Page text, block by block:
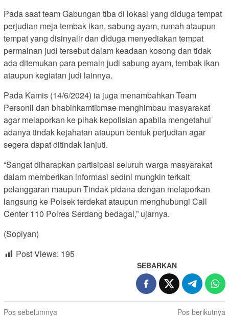
Pada saat team Gabungan tiba di lokasi yang diduga tempat
perjudian meja tembak ikan, sabung ayam, rumah ataupun
tempat yang disinyalir dan diduga menyediakan tempat
permainan judi tersebut dalam keadaan kosong dan tidak
ada ditemukan para pemain judi sabung ayam, tembak ikan
ataupun kegiatan judi lainnya.
Pada Kamis (14/6/2024) ia juga menambahkan Team
Personil dan bhabinkamtibmae menghimbau masyarakat
agar melaporkan ke pihak kepolisian apabila mengetahui
adanya tindak kejahatan ataupun bentuk perjudian agar
segera dapat ditindak lanjuti.
“Sangat diharapkan partisipasi seluruh warga masyarakat
dalam memberikan informasi sedini mungkin terkait
pelanggaran maupun Tindak pidana dengan melaporkan
langsung ke Polsek terdekat ataupun menghubungi Call
Center 110 Polres Serdang bedagai,” ujarnya.
(Sopiyan)
Post Views: 195
SEBARKAN
Pos sebelumnya Pos berikutnya